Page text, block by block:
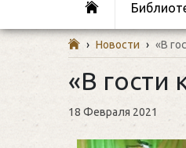
› Новости › «В
«В гости
18 Февраля 2021